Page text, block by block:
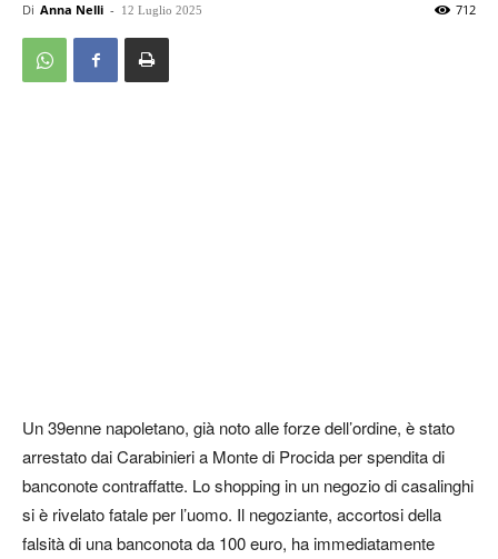
Di Anna Nelli - 12 Luglio 2025 712
Un 39enne napoletano, già noto alle forze dell’ordine, è stato
arrestato dai Carabinieri a Monte di Procida per spendita di
banconote contraffatte. Lo shopping in un negozio di casalinghi
si è rivelato fatale per l’uomo. Il negoziante, accortosi della
falsità di una banconota da 100 euro, ha immediatamente